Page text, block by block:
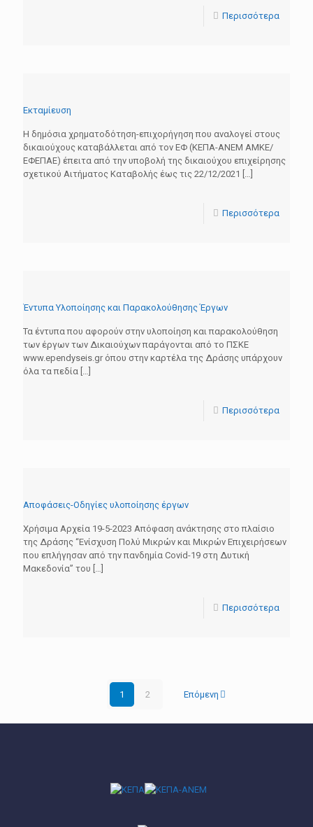
Περισσότερα
Εκταμίευση
Η δημόσια χρηματοδότηση-επιχορήγηση που αναλογεί στους
δικαιούχους καταβάλλεται από τον ΕΦ (ΚΕΠΑ-ΑΝΕΜ ΑΜΚΕ/
ΕΦΕΠΑΕ) έπειτα από την υποβολή της δικαιούχου επιχείρησης
σχετικού Αιτήματος Καταβολής έως τις 22/12/2021 […]
Περισσότερα
Έντυπα Υλοποίησης και Παρακολούθησης Έργων
Τα έντυπα που αφορούν στην υλοποίηση και παρακολούθηση
των έργων των Δικαιούχων παράγονται από το ΠΣΚΕ
www.ependyseis.gr όπου στην καρτέλα της Δράσης υπάρχουν
όλα τα πεδία […]
Περισσότερα
Αποφάσεις-Οδηγίες υλοποίησης έργων
Χρήσιμα Αρχεία 19-5-2023 Απόφαση ανάκτησης στο πλαίσιο
της Δράσης “Ενίσχυση Πολύ Μικρών και Μικρών Επιχειρήσεων
που επλήγησαν από την πανδημία Covid-19 στη Δυτική
Μακεδονία” του […]
Περισσότερα
1 2 Επόμενη